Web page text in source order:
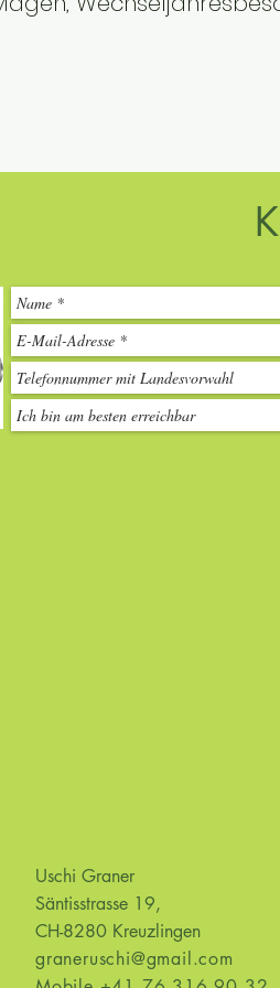
Uschi Graner
Säntisstrasse 19,
CH-8280 Kreuzlingen
graneruschi@gmail.com